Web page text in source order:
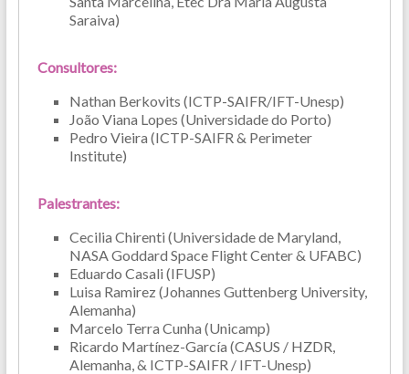
Saraiva)
Consultores:
Nathan Berkovits (ICTP-SAIFR/IFT-Unesp)
João Viana Lopes (Universidade do Porto)
Pedro Vieira (ICTP-SAIFR & Perimeter
Institute)
Palestrantes:
Cecilia Chirenti (Universidade de Maryland,
NASA Goddard Space Flight Center & UFABC)
Eduardo Casali (IFUSP)
Luisa Ramirez (Johannes Guttenberg University,
Alemanha)
Marcelo Terra Cunha (Unicamp)
Ricardo Martínez-García (CASUS / HZDR,
Alemanha, & ICTP-SAIFR / IFT-Unesp)